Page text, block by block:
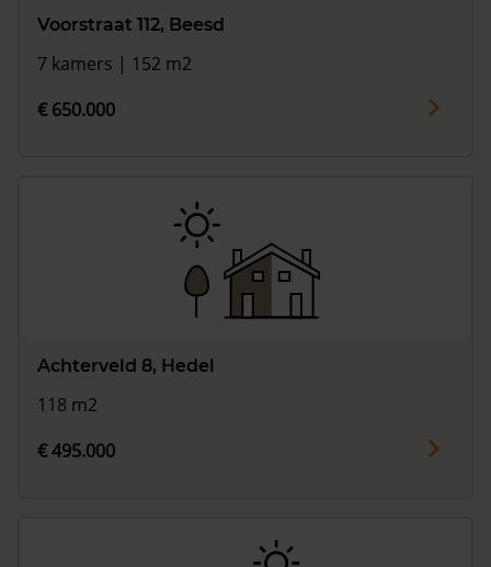
Voorstraat 112, Beesd
7 kamers | 152 m2
€ 650.000
Achterveld 8, Hedel
118 m2
€ 495.000